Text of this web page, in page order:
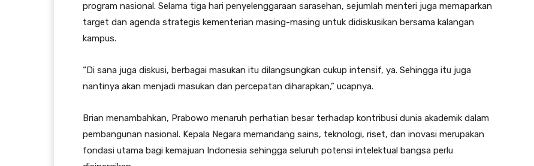
program nasional. Selama tiga hari penyelenggaraan sarasehan, sejumlah menteri juga memaparkan
target dan agenda strategis kementerian masing-masing untuk didiskusikan bersama kalangan
kampus.
“Di sana juga diskusi, berbagai masukan itu dilangsungkan cukup intensif, ya. Sehingga itu juga
nantinya akan menjadi masukan dan percepatan diharapkan,” ucapnya.
Brian menambahkan, Prabowo menaruh perhatian besar terhadap kontribusi dunia akademik dalam
pembangunan nasional. Kepala Negara memandang sains, teknologi, riset, dan inovasi merupakan
fondasi utama bagi kemajuan Indonesia sehingga seluruh potensi intelektual bangsa perlu